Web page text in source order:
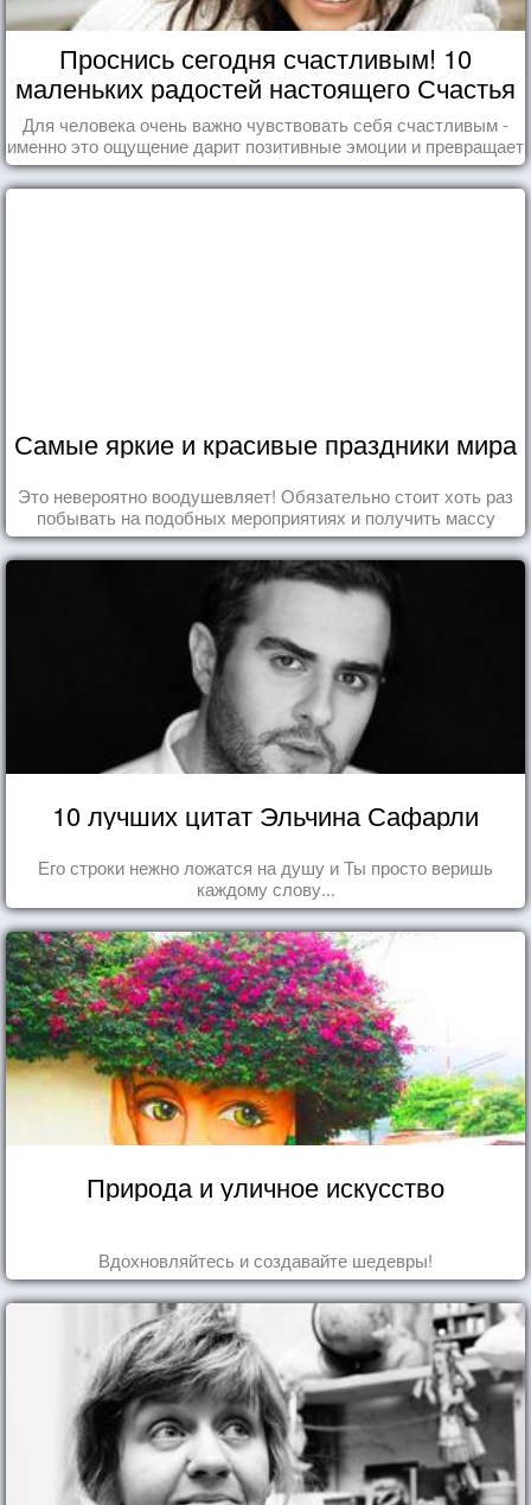
Проснись сегодня счастливым! 10
маленьких радостей настоящего Счастья
Для человека очень важно чувствовать себя счастливым -
именно это ощущение дарит позитивные эмоции и превращает
каждый день в маленький праздник.
Самые яркие и красивые праздники мира
Это невероятно воодушевляет! Обязательно стоит хоть раз
побывать на подобных мероприятиях и получить массу
впечатлений!
10 лучших цитат Эльчина Сафарли
Его строки нежно ложатся на душу и Ты просто веришь
каждому слову...
Природа и уличное искусство
Вдохновляйтесь и создавайте шедевры!